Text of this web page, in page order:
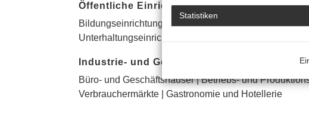
Öffentliche Einrichtungen
Bildungseinrichtungen, Schulen | Sport- und
Unterhaltungseinrichtungen
Industrie- und Gewerbebau
Büro- und Geschäftshäuser | Betriebs- und
Verbrauchermärkte | Gastronomie und Hotellerie
Statistiken